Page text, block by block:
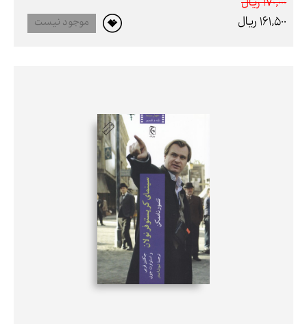
170,000 ريال
161,500 ريال
موجود نیست